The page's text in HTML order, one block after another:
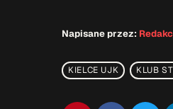
Napisane przez:
KIELCE UJK KLUB